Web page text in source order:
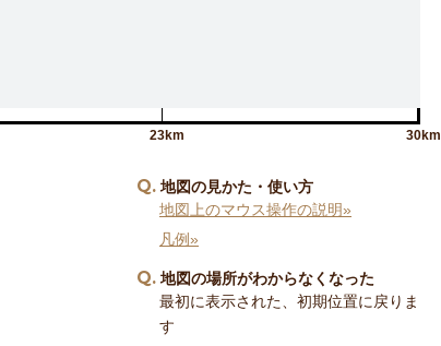
23km 30km
Q 地図の見かた・使い方
地図上のマウス操作の説明»
凡例»
Q 地図の場所がわからなくなった
最初に表示された、初期位置に戻りま
す